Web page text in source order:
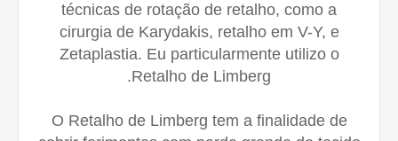
técnicas de rotação de retalho, como a
cirurgia de Karydakis, retalho em V-Y, e
Zetaplastia. Eu particularmente utilizo o
Retalho de Limberg.
O Retalho de Limberg tem a finalidade de